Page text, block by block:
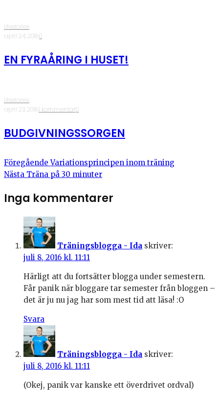
lifestories
·april 24, 2018·0
EN FYRAÅRING I HUSET!
lifestories
·april 23, 2018·1 kommentar·0
BUDGIVNINGSSORGEN
Föregående Variationsprincipen inom träning
Nästa Träna på 30 minuter
Inga kommentarer
Träningsblogga - Ida skriver:
juli 8, 2016 kl. 11:11
Härligt att du fortsätter blogga under semestern.
Får panik när bloggare tar semester från bloggen –
det är ju nu jag har som mest tid att läsa! :O
Svara
Träningsblogga - Ida skriver:
juli 8, 2016 kl. 11:11
(Okej, panik var kanske ett överdrivet ordval)